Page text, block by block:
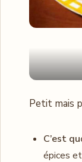
Petit mais
C’est
épices